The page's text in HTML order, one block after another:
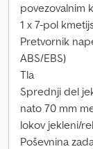
povezovalnim
1 x 7-pol
Pretvornik
ABS/EBS)
Tla
Sprednji del
nato 70 mm
lokov jekleni/
Poševnina